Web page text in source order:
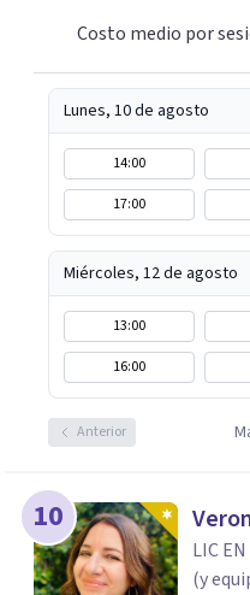
Costo medio por
Lunes, 10 de agosto
14:00
17:00
Miércoles, 12 de agosto
13:00
16:00
Anterior
10
LIC
(y